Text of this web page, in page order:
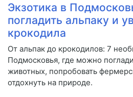
Экзотика в
погладить альпаку и
крокодила
От альпак до крокодилов: 7
Подмосковья, где можно
животных, попробовать
отдохнуть на природе.